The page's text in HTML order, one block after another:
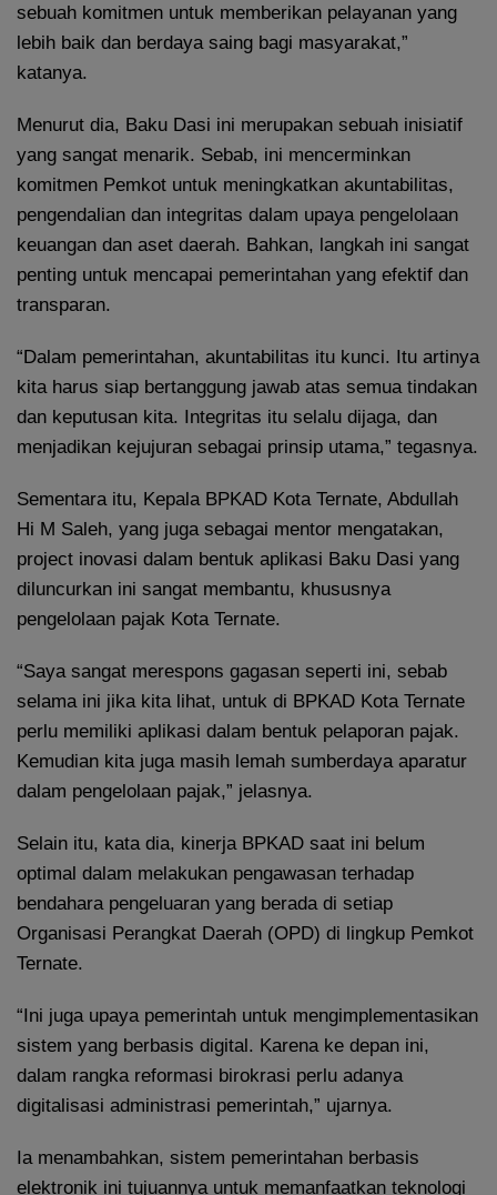
sebuah komitmen untuk memberikan pelayanan yang
lebih baik dan berdaya saing bagi masyarakat,”
katanya.
Menurut dia, Baku Dasi ini merupakan sebuah inisiatif
yang sangat menarik. Sebab, ini mencerminkan
komitmen Pemkot untuk meningkatkan akuntabilitas,
pengendalian dan integritas dalam upaya pengelolaan
keuangan dan aset daerah. Bahkan, langkah ini sangat
penting untuk mencapai pemerintahan yang efektif dan
transparan.
“Dalam pemerintahan, akuntabilitas itu kunci. Itu artinya
kita harus siap bertanggung jawab atas semua tindakan
dan keputusan kita. Integritas itu selalu dijaga, dan
menjadikan kejujuran sebagai prinsip utama,” tegasnya.
Sementara itu, Kepala BPKAD Kota Ternate, Abdullah
Hi M Saleh, yang juga sebagai mentor mengatakan,
project inovasi dalam bentuk aplikasi Baku Dasi yang
diluncurkan ini sangat membantu, khususnya
pengelolaan pajak Kota Ternate.
“Saya sangat merespons gagasan seperti ini, sebab
selama ini jika kita lihat, untuk di BPKAD Kota Ternate
perlu memiliki aplikasi dalam bentuk pelaporan pajak.
Kemudian kita juga masih lemah sumberdaya aparatur
dalam pengelolaan pajak,” jelasnya.
Selain itu, kata dia, kinerja BPKAD saat ini belum
optimal dalam melakukan pengawasan terhadap
bendahara pengeluaran yang berada di setiap
Organisasi Perangkat Daerah (OPD) di lingkup Pemkot
Ternate.
“Ini juga upaya pemerintah untuk mengimplementasikan
sistem yang berbasis digital. Karena ke depan ini,
dalam rangka reformasi birokrasi perlu adanya
digitalisasi administrasi pemerintah,” ujarnya.
Ia menambahkan, sistem pemerintahan berbasis
elektronik ini tujuannya untuk memanfaatkan teknologi